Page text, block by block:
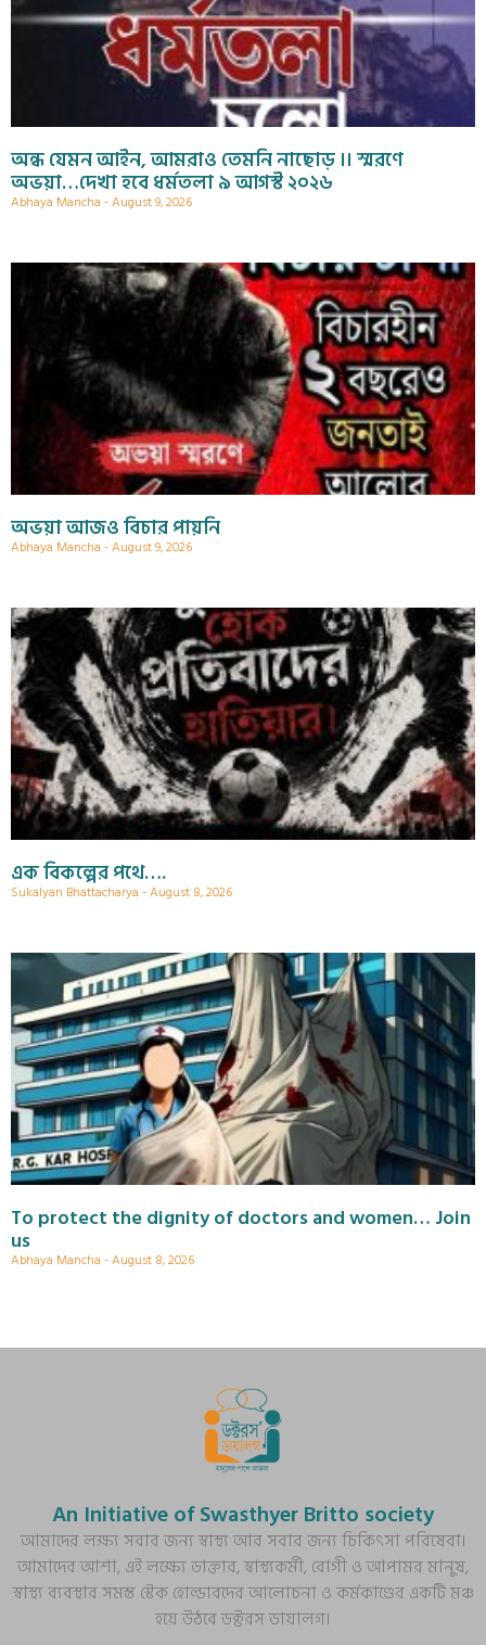
অন্ধ যেমন আইন, আমরাও তেমনি নাছোড় ।। স্মরণে
অভয়া…দেখা হবে ধর্মতলা ৯ আগস্ট ২০২৬
Abhaya Mancha August 9, 2026
অভয়া আজও বিচার পায়নি
Abhaya Mancha August 9, 2026
এক বিকল্পের পথে….
Sukalyan Bhattacharya August 8, 2026
To protect the dignity of doctors and women… Join
us
Abhaya Mancha August 8, 2026
An Initiative of Swasthyer Britto society
আমাদের লক্ষ্য সবার জন্য স্বাস্থ্য আর সবার জন্য চিকিৎসা পরিষেবা।
আমাদের আশা, এই লক্ষ্যে ডাক্তার, স্বাস্থ্যকর্মী, রোগী ও আপামর মানুষ,
স্বাস্থ্য ব্যবস্থার সমস্ত স্টেক হোল্ডারদের আলোচনা ও কর্মকাণ্ডের একটি মঞ্চ
হয়ে উঠবে ডক্টরস ডায়ালগ।